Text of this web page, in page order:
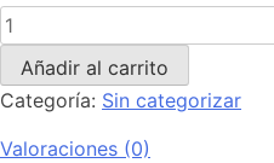
Añadir al carrito
Categoría: Sin categorizar
Valoraciones (0)